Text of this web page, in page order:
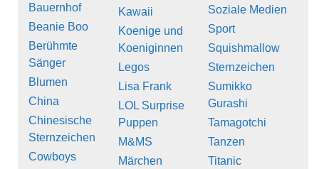
Bauernhof
Beanie Boo
Berühmte
Sänger
Blumen
China
Chinesische
Sternzeichen
Cowboys
Kawaii
Koenige und
Koeniginnen
Legos
Lisa Frank
LOL Surprise
Puppen
M&MS
Märchen
Soziale Medien
Sport
Squishmallow
Sternzeichen
Sumikko
Gurashi
Tamagotchi
Tanzen
Titanic